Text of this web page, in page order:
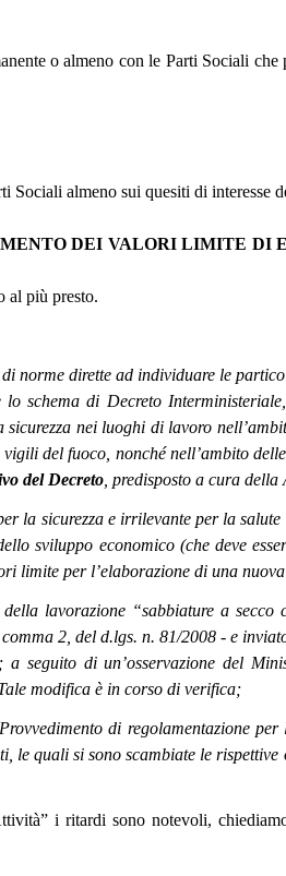
o almeno con le Parti Sociali
Sociali almeno sui quesiti di interesse
DEI VALORI LIMITE DI
al più presto.
norme dirette ad individuare le
schema di Decreto
nei luoghi di lavoro
del fuoco, nonché nell’ambito
del Decreto , predisposto a cura
la sicurezza e irrilevante per la
sviluppo economico (che deve
limite per l’elaborazione di una
lavorazione “sabbiature a
2, del d.lgs. n. 81/2008 - e
seguito di un’osservazione del
modifica è in corso di verifica;
di regolamentazione
quali si sono scambiate le
i ritardi sono notevoli,